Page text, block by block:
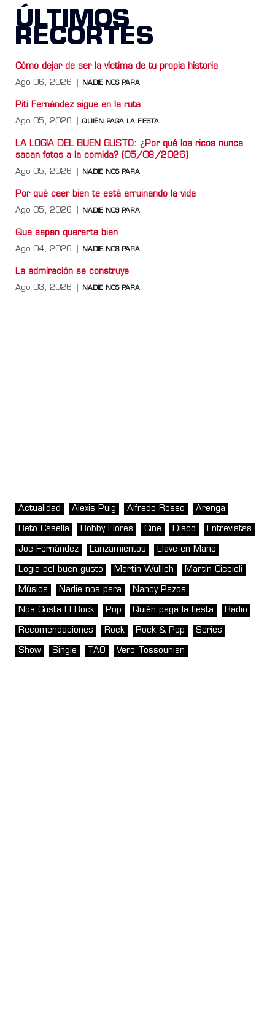
ÚLTIMOS
RECORTES
Cómo dejar de ser la víctima de tu propia historia
Ago 06, 2026 NADIE NOS PARA
Piti Fernández sigue en la ruta
Ago 05, 2026 QUIÉN PAGA LA FIESTA
LA LOGIA DEL BUEN GUSTO: ¿Por qué los ricos nunca
sacan fotos a la comida? (05/08/2026)
Ago 05, 2026 NADIE NOS PARA
Por qué caer bien te está arruinando la vida
Ago 05, 2026 NADIE NOS PARA
Que sepan quererte bien
Ago 04, 2026 NADIE NOS PARA
La admiración se construye
Ago 03, 2026 NADIE NOS PARA
Actualidad Alexis Puig Alfredo Rosso Arenga
Beto Casella Bobby Flores Cine Disco Entrevistas
Joe Fernández Lanzamientos Llave en Mano
Logia del buen gusto Martin Wullich Martín Ciccioli
Música Nadie nos para Nancy Pazos
Nos Gusta El Rock Pop Quién paga la fiesta Radio
Recomendaciones Rock Rock & Pop Series
Show Single TAO Vero Tossounian